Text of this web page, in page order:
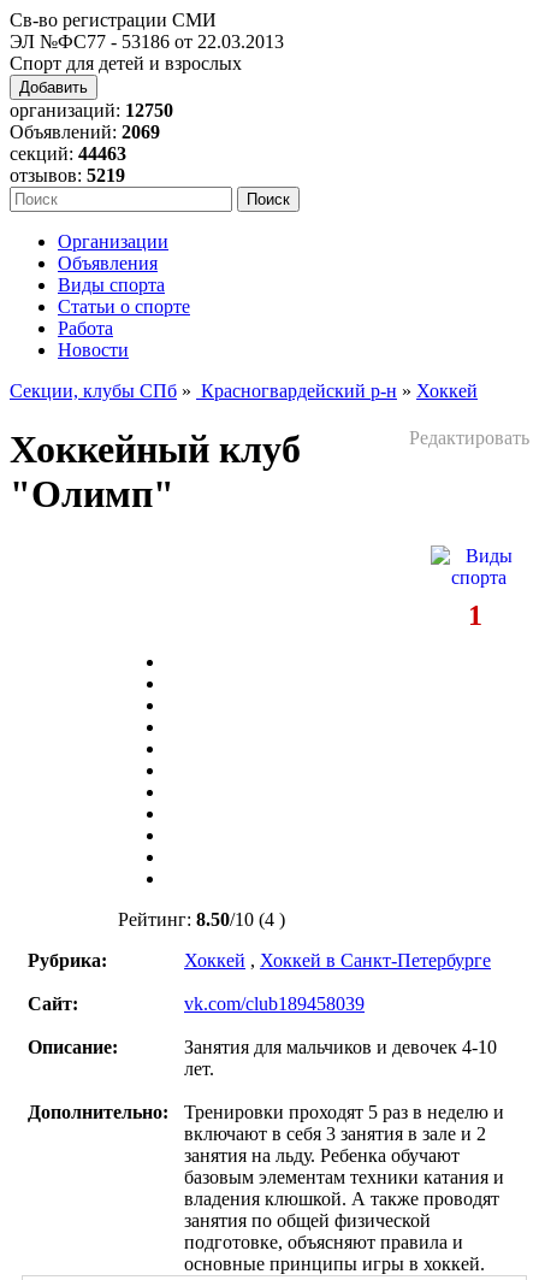
Св-во регистрации СМИ
ЭЛ №ФС77 - 53186 от 22.03.2013
Спорт для детей и взрослых
Добавить
организаций: 12750
Объявлений: 2069
секций: 44463
отзывов: 5219
Организации
Объявления
Виды спорта
Статьи о спорте
Работа
Новости
Секции, клубы СПб » Красногвардейский р-н » Хоккей
Редактировать
Хоккейный клуб
"Олимп"
1
Рейтинг: 8.50/10 (4 )
Рубрика:
Хоккей , Хоккей в Санкт-Петербурге
Сайт: vk.com/club189458039
Описание:
Занятия для мальчиков и девочек 4-10
лет.
Дополнительно:
Тренировки проходят 5 раз в неделю и
включают в себя 3 занятия в зале и 2
занятия на льду. Ребенка обучают
базовым элементам техники катания и
владения клюшкой. А также проводят
занятия по общей физической
подготовке, объясняют правила и
основные принципы игры в хоккей.